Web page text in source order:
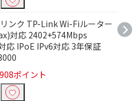
ィスプレイ)で絞り込む
込む
ンク TP-Link Wi-Fiルーター
対応 2402+574Mbps
応 IPoE IPv6対応 3年保証
908ポイント